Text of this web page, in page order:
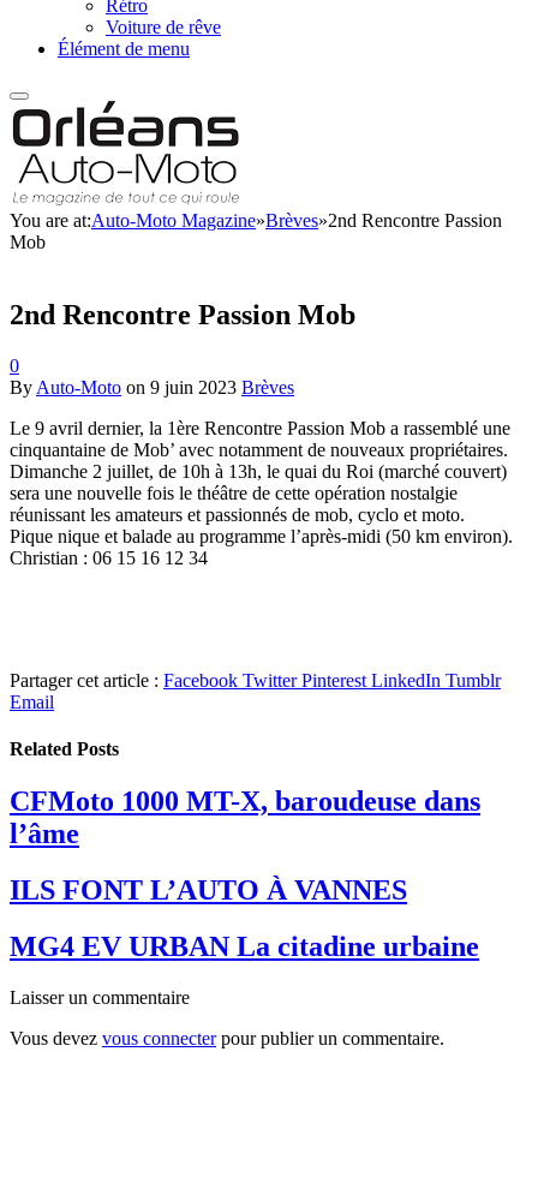
Rétro
Voiture de rêve
Élément de menu
You are at:Auto-Moto Magazine»Brèves»2nd Rencontre Passion
Mob
2nd Rencontre Passion Mob
0
By Auto-Moto on 9 juin 2023 Brèves
Le 9 avril dernier, la 1ère Rencontre Passion Mob a rassemblé une
cinquantaine de Mob’ avec notamment de nouveaux propriétaires.
Dimanche 2 juillet, de 10h à 13h, le quai du Roi (marché couvert)
sera une nouvelle fois le théâtre de cette opération nostalgie
réunissant les amateurs et passionnés de mob, cyclo et moto.
Pique nique et balade au programme l’après-midi (50 km environ).
Christian : 06 15 16 12 34
Partager cet article : Facebook Twitter Pinterest LinkedIn Tumblr
Email
Related Posts
CFMoto 1000 MT-X, baroudeuse dans
l’âme
ILS FONT L’AUTO À VANNES
MG4 EV URBAN La citadine urbaine
Laisser un commentaire
Vous devez vous connecterpour publier un commentaire.